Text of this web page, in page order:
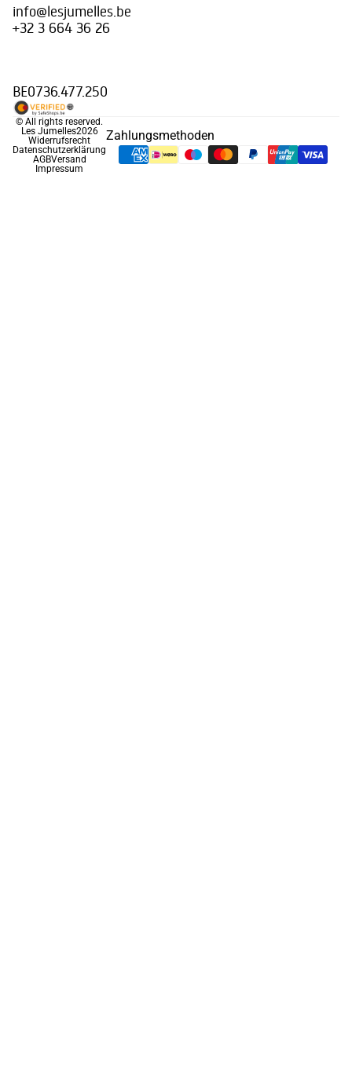
info@lesjumelles.be
+32 3 664 36 26
BE0736.477.250
© All rights reserved.
Les Jumelles2026
Widerrufsrecht
Datenschutzerklärung
AGBVersand
Impressum
Zahlungsmethoden